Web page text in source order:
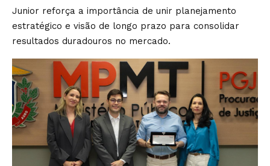
Junior reforça a importância de unir planejamento
estratégico e visão de longo prazo para consolidar
resultados duradouros no mercado.